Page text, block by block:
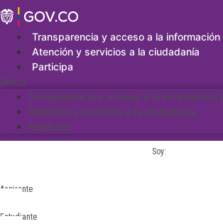
Saltar
al
contenidoTransparencia y acceso a la información
Atención y servicios a la ciudadanía
Participa
Menu
Transparencia y acceso a la información
Atención y servicios a la ciudadanía
Participa
Soy:
Aspirante
Estudiante